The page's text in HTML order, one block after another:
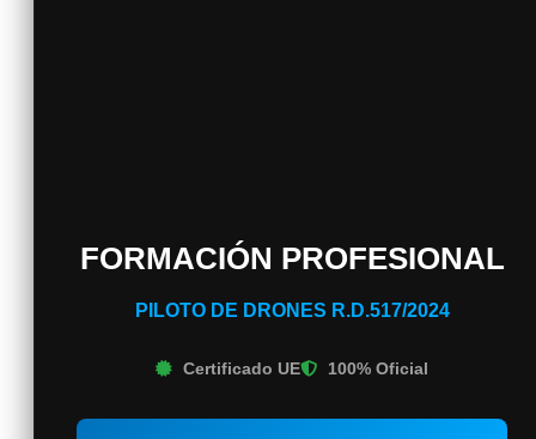
FORMACIÓN PROFESIONAL
PILOTO DE DRONES R.D.517/2024
Certificado UE 100% Oficial